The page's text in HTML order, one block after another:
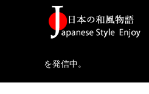
を発信中。